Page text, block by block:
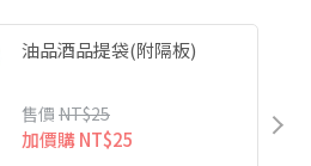
油品酒品提袋(附隔板)
售價 NT$25
加價購NT$25